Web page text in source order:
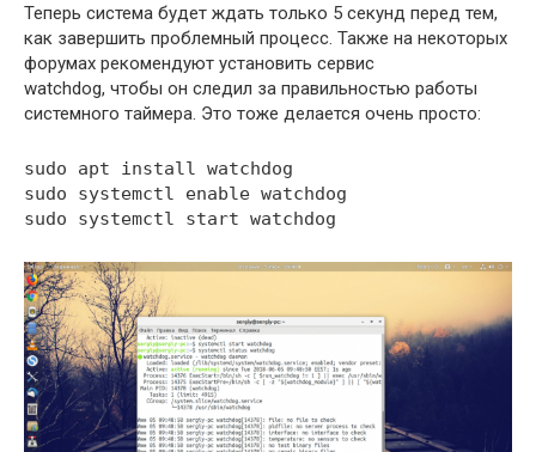
Теперь система будет ждать только 5 секунд перед тем,
как завершить проблемный процесс. Также на некоторых
форумах рекомендуют установить сервис
watchdog, чтобы он следил за правильностью работы
системного таймера. Это тоже делается очень просто:
sudo apt install watchdog
sudo systemctl enable watchdog
sudo systemctl start watchdog